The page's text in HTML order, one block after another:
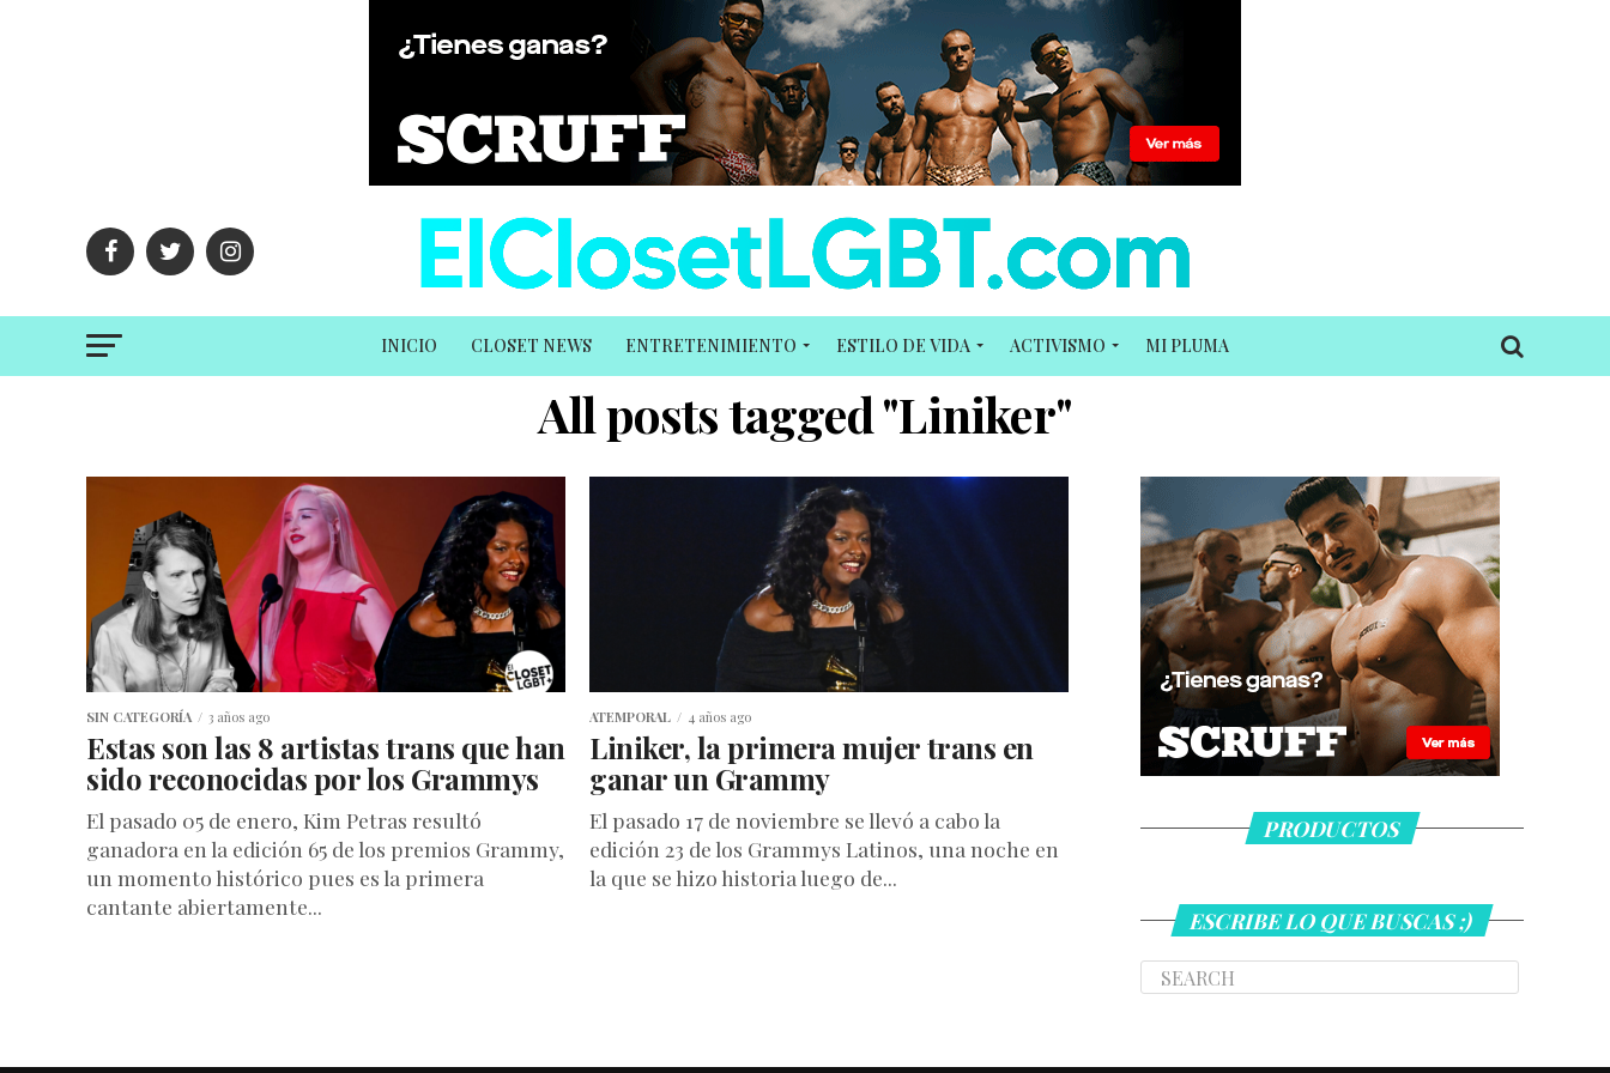
INICIO CLOSET NEWS ENTRETENIMIENTO ESTILO DE VIDA ACTIVISMO MI PLUMA
All posts tagged "Liniker"
SIN CATEGORÍA 3 años ago
Estas son las 8 artistas trans que han
sido reconocidas por los Grammys
El pasado 05 de enero, Kim Petras resultó
ganadora en la edición 65 de los premios Grammy,
un momento histórico pues es la primera
cantante abiertamente...
ATEMPORAL 4 años ago
Liniker, la primera mujer trans en
ganar un Grammy
El pasado 17 de noviembre se llevó a cabo la
edición 23 de los Grammys Latinos, una noche en
la que se hizo historia luego de...
PRODUCTOS
ESCRIBE LO QUE BUSCAS ;)